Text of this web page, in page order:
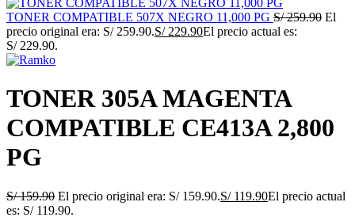
TONER COMPATIBLE 507X NEGRO 11,000 PG S/259.90 El
precio original era: S/ 259.90.S/229.90El precio actual es:
S/ 229.90.
TONER 305A MAGENTA
COMPATIBLE CE413A 2,800
PG
S/159.90 El precio original era: S/ 159.90.S/119.90El precio actual
es: S/ 119.90.